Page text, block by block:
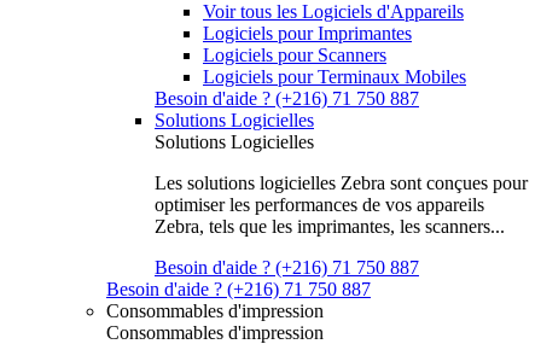
Voir tous les Logiciels d'Appareils
Logiciels pour Imprimantes
Logiciels pour Scanners
Logiciels pour Terminaux Mobiles
Besoin d'aide ? (+216) 71 750 887
Solutions Logicielles
Solutions Logicielles
Les solutions logicielles Zebra sont conçues pour
optimiser les performances de vos appareils
Zebra, tels que les imprimantes, les scanners...
Besoin d'aide ? (+216) 71 750 887
Besoin d'aide ? (+216) 71 750 887
Consommables d'impression
Consommables d'impression